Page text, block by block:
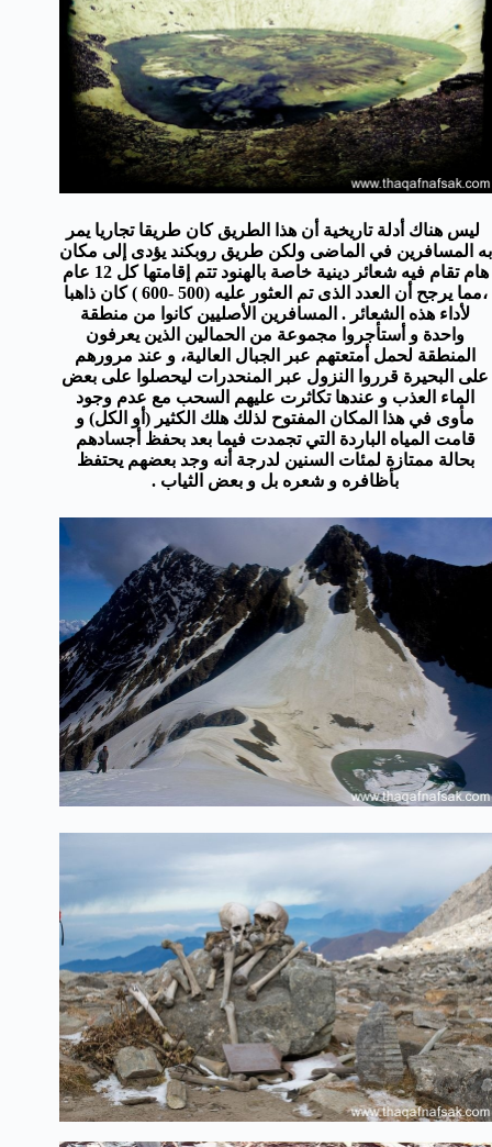
ليس هناك أدلة تاريخية أن هذا الطريق كان طريقا تجاريا يمر
به المسافرين في الماضى ولكن طريق روبكند يؤدى إلى مكان
هام تقام فيه شعائر دينية خاصة بالهنود تتم إقامتها كل 12 عام
،مما يرجح أن العدد الذى تم العثور عليه (500 -600 ) كان ذاهبا
لأداء هذه الشعائر . المسافرين الأصليين كانوا من منطقة
واحدة و أستأجروا مجموعة من الحمالين الذين يعرفون
المنطقة لحمل أمتعتهم عبر الجبال العالية، و عند مرورهم
على البحيرة قرروا النزول عبر المنحدرات ليحصلوا على بعض
الماء العذب و عندها تكاثرت عليهم السحب مع عدم وجود
مأوى في هذا المكان المفتوح لذلك هلك الكثير (أو الكل) و
قامت المياه الباردة التي تجمدت فيما بعد بحفظ أجسادهم
بحالة ممتازة لمئات السنين لدرجة أنه وجد بعضهم يحتفظ
بأظافره و شعره بل و بعض الثياب .